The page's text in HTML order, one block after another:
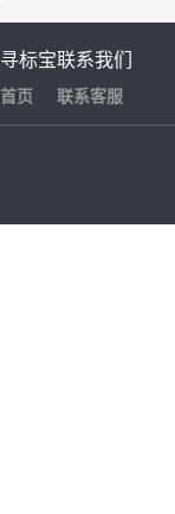
寻标宝
首页
联系我们
联系客服